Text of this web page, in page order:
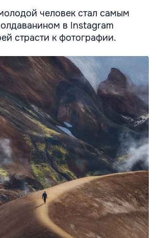
человек стал самым
в Instagram
страсти к фотографии.